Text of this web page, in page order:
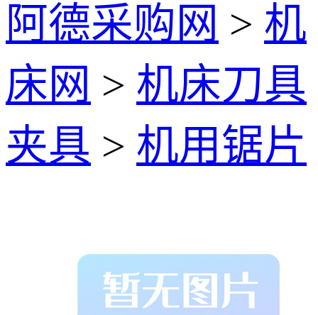
阿德采购网 > 机
床网 > 机床刀具
夹具 > 机用锯片